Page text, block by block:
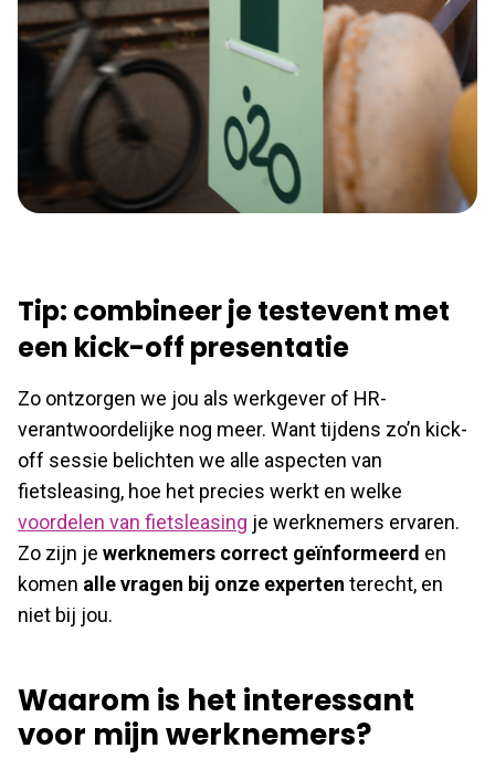
Tip: combineer je testevent met
een kick-off presentatie
Zo ontzorgen we jou als werkgever of HR-
verantwoordelijke nog meer. Want tijdens zo’n kick-
off sessie belichten we alle aspecten van
fietsleasing, hoe het precies werkt en welke
voordelen van fietsleasing je werknemers ervaren.
Zo zijn je werknemers correct geïnformeerd en
komen alle vragen bij onze experten terecht, en
niet bij jou.
Waarom is het interessant
voor mijn werknemers?